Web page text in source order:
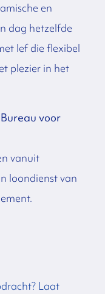
en
dag hetzelfde
lef die flexibel
plezier in het
voor
vanuit
loondienst van
Laat